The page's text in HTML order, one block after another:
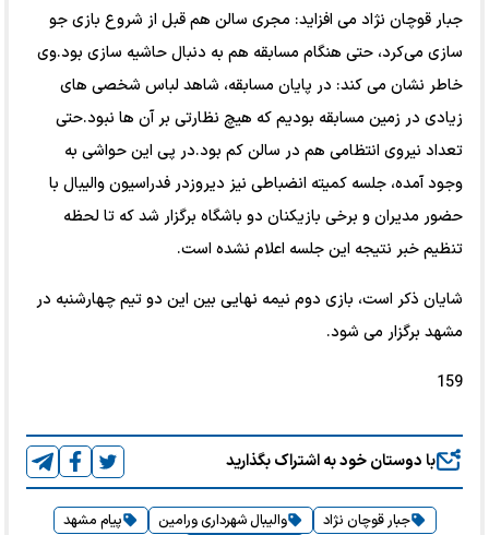
جبار قوچان نژاد می افزاید: مجری سالن هم قبل از شروع بازی جو
سازی می‌کرد، حتی هنگام مسابقه هم به دنبال حاشیه سازی بود.وی
خاطر نشان می کند: در پایان مسابقه، شاهد لباس شخصی های
زیادی در زمین مسابقه بودیم که هیچ نظارتی بر آن ها نبود.حتی
تعداد نیروی انتظامی هم در سالن کم بود.در پی این حواشی به
وجود آمده، جلسه کمیته انضباطی نیز دیروزدر فدراسیون والیبال با
حضور مدیران و برخی بازیکنان دو باشگاه برگزار شد که تا لحظه
تنظیم خبر نتیجه این جلسه اعلام نشده است.
شایان ذکر است، بازی دوم نیمه نهایی بین این دو تیم چهارشنبه در
مشهد برگزار می شود.
159
با دوستان خود به اشتراک بگذارید
جبار قوچان نژاد والیبال شهرداری ورامین
پیام مشهد